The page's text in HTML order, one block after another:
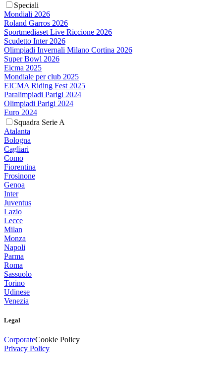
Speciali
Mondiali 2026
Roland Garros 2026
Sportmediaset Live Riccione 2026
Scudetto Inter 2026
Olimpiadi Invernali Milano Cortina 2026
Super Bowl 2026
Eicma 2025
Mondiale per club 2025
EICMA Riding Fest 2025
Paralimpiadi Parigi 2024
Olimpiadi Parigi 2024
Euro 2024
Squadra Serie A
Atalanta
Bologna
Cagliari
Como
Fiorentina
Frosinone
Genoa
Inter
Juventus
Lazio
Lecce
Milan
Monza
Napoli
Parma
Roma
Sassuolo
Torino
Udinese
Venezia
Legal
CorporateCookie Policy
Privacy Policy